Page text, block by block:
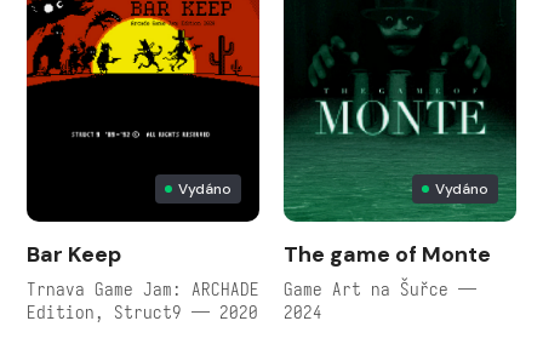
Vydáno
Bar Keep
Trnava Game Jam: ARCHADE
Edition, Struct9 — 2020
Vydáno
The game of Monte
Game Art na Šuřce —
2024